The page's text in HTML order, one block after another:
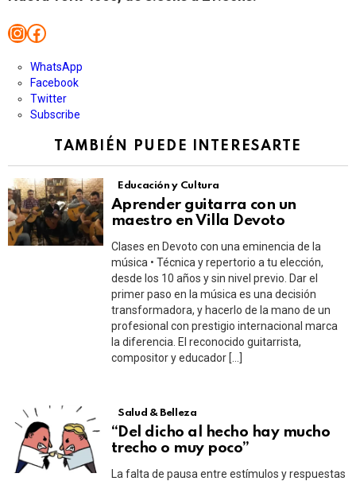
InstagramFacebook
WhatsApp
Facebook
Twitter
Subscribe
TAMBIÉN PUEDE INTERESARTE
Educación y Cultura
Aprender guitarra con un
maestro en Villa Devoto
Clases en Devoto con una eminencia de la
música • Técnica y repertorio a tu elección,
desde los 10 años y sin nivel previo. Dar el
primer paso en la música es una decisión
transformadora, y hacerlo de la mano de un
profesional con prestigio internacional marca
la diferencia. El reconocido guitarrista,
compositor y educador […]
Salud & Belleza
“Del dicho al hecho hay mucho
trecho o muy poco”
La falta de pausa entre estímulos y respuestas